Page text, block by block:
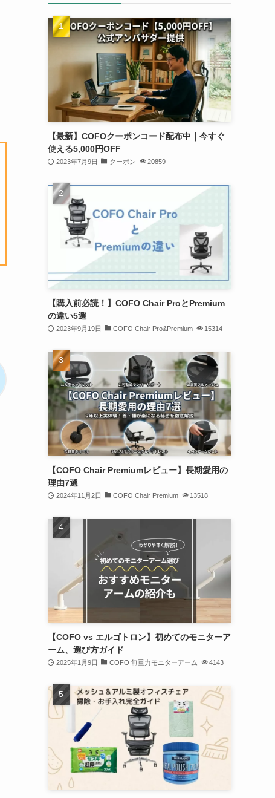
【最新】COFOクーポンコード配布中｜今すぐ
使える5,000円OFF
2023年7月9日 クーポン 20859
【購入前必読！】COFO Chair ProとPremium
の違い5選
2023年9月19日 COFO Chair Pro&Premium 15314
【COFO Chair Premiumレビュー】長期愛用の
理由7選
2024年11月2日 COFO Chair Premium 13518
【COFO vs エルゴトロン】初めてのモニターア
ーム、選び方ガイド
2025年1月9日 COFO 無重力モニターアーム 4143